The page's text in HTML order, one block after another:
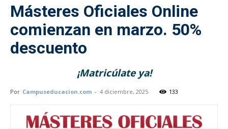
Másteres Oficiales Online
comienzan en marzo. 50%
descuento
¡Matricúlate ya!
Por Campuseducacion.com - 4 diciembre, 2025 133